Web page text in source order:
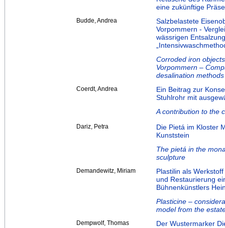
eine zukünftige
Budde, Andrea
Salzbelastete
Vorpommern -
wässrigen
Corroded iron
Vorpommern –
desalination methods
Coerdt, Andrea
Ein Beitrag zur
Stuhlrohr mit
A contribution to the
Dariz, Petra
Die Pietá im Kloster
Kunststein
The pietá in the
sculpture
Demandewitz, Miriam
Plastilin als
und Restaurierung
Bühnenkünstlers
Plasticine –
model from the
Dempwolf, Thomas
Der Wustermarker